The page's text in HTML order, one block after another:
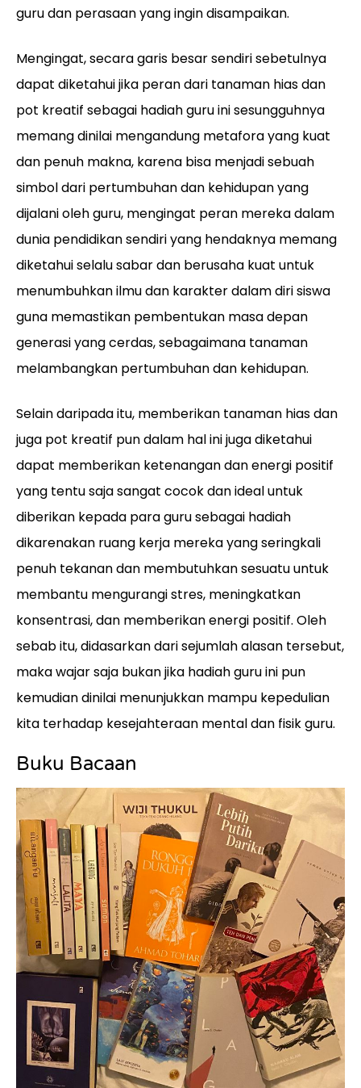
guru dan perasaan yang ingin disampaikan.
Mengingat, secara garis besar sendiri sebetulnya
dapat diketahui jika peran dari tanaman hias dan
pot kreatif sebagai hadiah guru ini sesungguhnya
memang dinilai mengandung metafora yang kuat
dan penuh makna, karena bisa menjadi sebuah
simbol dari pertumbuhan dan kehidupan yang
dijalani oleh guru, mengingat peran mereka dalam
dunia pendidikan sendiri yang hendaknya memang
diketahui selalu sabar dan berusaha kuat untuk
menumbuhkan ilmu dan karakter dalam diri siswa
guna memastikan pembentukan masa depan
generasi yang cerdas, sebagaimana tanaman
melambangkan pertumbuhan dan kehidupan.
Selain daripada itu, memberikan tanaman hias dan
juga pot kreatif pun dalam hal ini juga diketahui
dapat memberikan ketenangan dan energi positif
yang tentu saja sangat cocok dan ideal untuk
diberikan kepada para guru sebagai hadiah
dikarenakan ruang kerja mereka yang seringkali
penuh tekanan dan membutuhkan sesuatu untuk
membantu mengurangi stres, meningkatkan
konsentrasi, dan memberikan energi positif. Oleh
sebab itu, didasarkan dari sejumlah alasan tersebut,
maka wajar saja bukan jika hadiah guru ini pun
kemudian dinilai menunjukkan mampu kepedulian
kita terhadap kesejahteraan mental dan fisik guru.
Buku Bacaan